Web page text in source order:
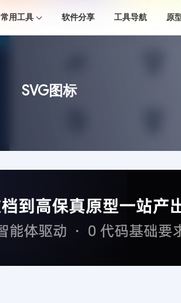
常用工具 软件分享 工具导航 原
SVG图标